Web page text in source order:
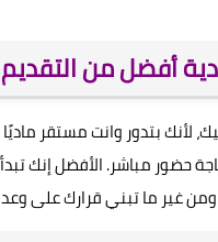
أفضل من
لأنك بتدور وانت مستقر
حضور مباشر. الأفضل إنك
ومن غير ما تبني قرارك على